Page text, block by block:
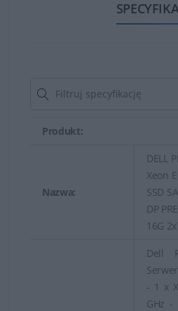
(laptopy, komputery
serwer klasy
Serwery Dell typu Tower
zapewnieniu uniwersalnej
rozbudowy. Serwery Dell
stosunkiem ceny do
rozwiązania dla małych lub
dużych przedsiębiorstw
biur w odległych placówkach i
Produkt:
Nazwa:
DELL
Xeon
SSD
DP
16G
Dell
- 1 x
GHz -